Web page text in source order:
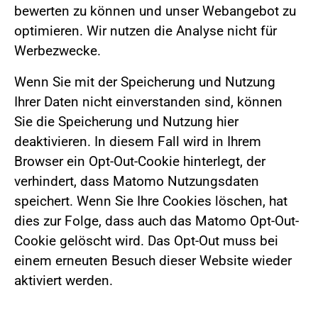
bewerten zu können und unser Webangebot zu
optimieren. Wir nutzen die Analyse nicht für
Werbezwecke.
Wenn Sie mit der Speicherung und Nutzung
Ihrer Daten nicht einverstanden sind, können
Sie die Speicherung und Nutzung hier
deaktivieren. In diesem Fall wird in Ihrem
Browser ein Opt-Out-Cookie hinterlegt, der
verhindert, dass Matomo Nutzungsdaten
speichert. Wenn Sie Ihre Cookies löschen, hat
dies zur Folge, dass auch das Matomo Opt-Out-
Cookie gelöscht wird. Das Opt-Out muss bei
einem erneuten Besuch dieser Website wieder
aktiviert werden.